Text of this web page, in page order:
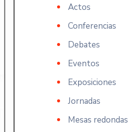
Actos
Conferencias
Debates
Eventos
Exposiciones
Jornadas
Mesas redondas